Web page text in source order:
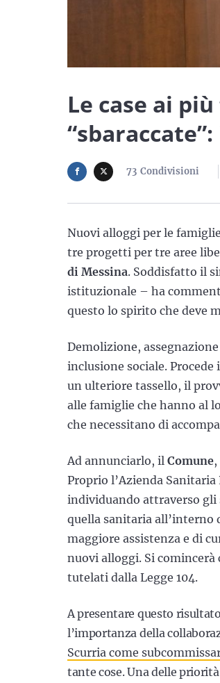
Le case ai
73 Condivisioni
Nuovi alloggi per le
tre progetti per tre aree
di Messina. Soddisfatto il
istituzionale – ha
questo lo spirito che deve
Demolizione,
inclusione sociale.
un ulteriore tassello, il
alle famiglie che hanno al
che necessitano di
Ad annunciarlo, il Comune
Proprio l’Azienda
individuando attraverso gli
quella sanitaria all’interno
maggiore assistenza e di
nuovi alloggi. Si comincerà
tutelati dalla Legge 104.
A presentare questo
l’importanza della
Scurria come
tante cose. Una delle